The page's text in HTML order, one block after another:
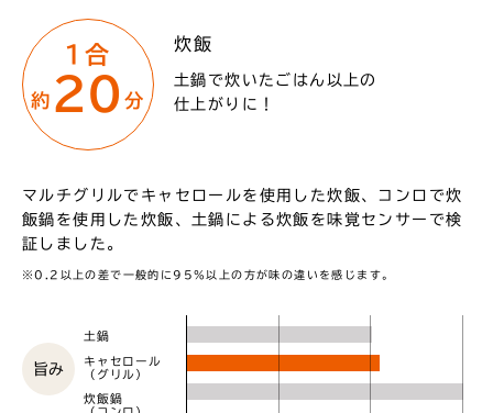
炊飯
土鍋で炊いたごはん以上の
仕上がりに！
1合
約 20 分
マルチグリルでキャセロールを使用した炊飯、コンロで炊
飯鍋を使用した炊飯、土鍋による炊飯を味覚センサーで検
証しました。
※0.2以上の差で一般的に95%以上の方が味の違いを感じます。
旨み
土鍋
キャセロール
（グリル）
炊飯鍋